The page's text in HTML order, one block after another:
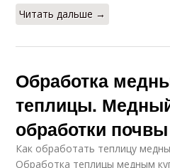
Читать дальше →
Обработка
теплицы.
обработки
Как обработать теплицу
Обработка теплицы медным